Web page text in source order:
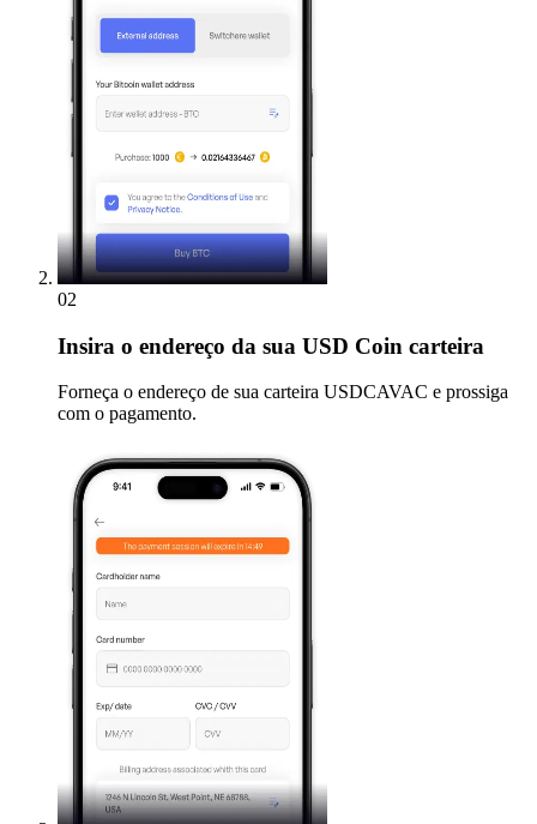
02
Insira o endereço da sua USD Coin carteira
Forneça o endereço de sua carteira USDCAVAC e prossiga
com o pagamento.